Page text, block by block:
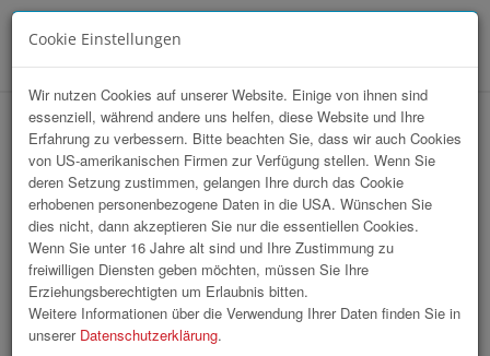
Array
hr-lounge Ost zu Gast bei Siemens
Energy
130 Bilder
« 1 2 3 4 5 »
Cookie Einstellungen
Wir nutzen Cookies auf unserer Website. Einige von ihnen sind
essenziell, während andere uns helfen, diese Website und Ihre
Erfahrung zu verbessern. Bitte beachten Sie, dass wir auch Cookies
von US-amerikanischen Firmen zur Verfügung stellen. Wenn Sie
deren Setzung zustimmen, gelangen Ihre durch das Cookie
erhobenen personenbezogene Daten in die USA. Wünschen Sie
dies nicht, dann akzeptieren Sie nur die essentiellen Cookies.
Wenn Sie unter 16 Jahre alt sind und Ihre Zustimmung zu
freiwilligen Diensten geben möchten, müssen Sie Ihre
Erziehungsberechtigten um Erlaubnis bitten.
Weitere Informationen über die Verwendung Ihrer Daten finden Sie in
unserer Datenschutzerklärung.